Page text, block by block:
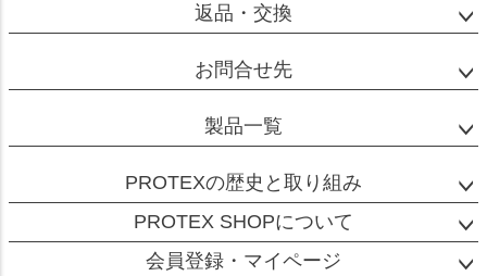
返品・交換
お問合せ先
製品一覧
PROTEXの歴史と取り組み
PROTEX SHOPについて
会員登録・マイページ